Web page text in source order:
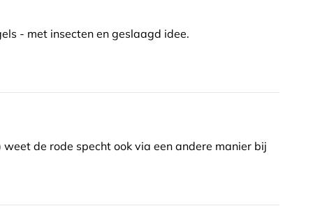
- met insecten en geslaagd idee.
de rode specht ook via een andere manier bij